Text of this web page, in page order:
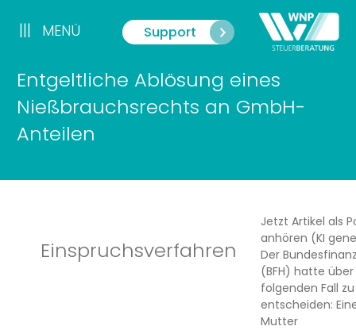
Inhalt
springen
Support
||| MENÜ
Entgeltliche Ablösung eines
Nießbrauchsrechts an GmbH-
Anteilen
Einspruchsverfahren
Jetzt Artikel als
anhören (KI
Der
(BFH) hatte über
folgenden Fall zu
entscheiden:
Mutter